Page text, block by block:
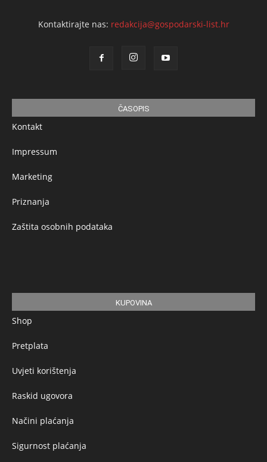
Kontaktirajte nas: redakcija@gospodarski-list.hr
ČASOPIS
Kontakt
Impressum
Marketing
Priznanja
Zaštita osobnih podataka
KUPOVINA
Shop
Pretplata
Uvjeti korištenja
Raskid ugovora
Načini plaćanja
Sigurnost plaćanja